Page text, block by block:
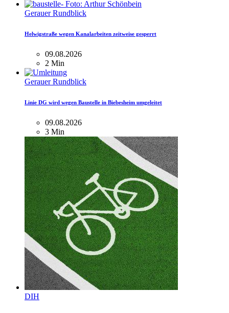
Gerauer Rundblick
Helwigstraße wegen Kanalarbeiten zeitweise gesperrt
09.08.2026
2 Min
Gerauer Rundblick
Linie DG wird wegen Baustelle in Biebesheim umgeleitet
09.08.2026
3 Min
DIH